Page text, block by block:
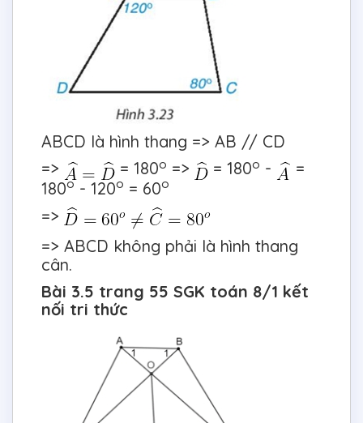
ABCD là hình thang => AB // CD
=>
= 180o => = 180o -
=
180o - 120o = 60o
=>
=> ABCD không phải là hình thang
cân.
Bài 3.5 trang 55 SGK toán 8/1 kết
nối tri thức